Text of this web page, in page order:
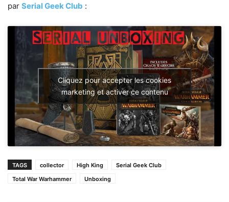
par Serial Geek Club :
Cliquez pour accepter les cookies
marketing et activer ce contenu
TAGS collector High King
Serial Geek Club
Total War Warhammer
Unboxing